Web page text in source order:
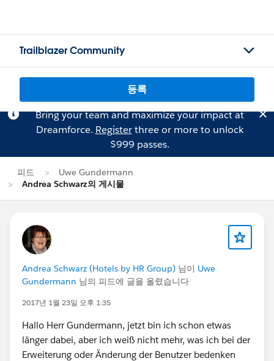
Trailblazer Community
등록
Bring your team and maximize your impact at
Dreamforce. Registerthree or more to unlock
$999 passes.
피드
Uwe Gundermann
Andrea Schwarz의 게시물
Andrea Schwarz (Hotels by HR Group) 님이 Uwe
Gundermann 님의 피드에 글을 올렸습니다
2017년 1월 23일 오후 1:35
Hallo Herr Gundermann, jetzt bin ich schon etwas
länger dabei, aber ich weiß nicht mehr, was ich bei der
Erweiterung oder Änderung der Benutzer bedenken